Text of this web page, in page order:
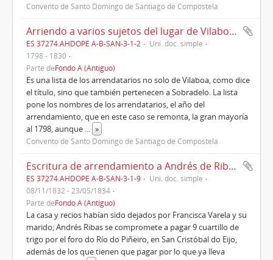
Convento de Santo Domingo de Santiago de Compostela
Arriendo a varios sujetos del lugar de Vilaboa ("Arriendos havarios suguetos del lugar de Vilaboa" (1830)
ES 37274.AHDOPE A-B-SAN-3-1-2
Uni. doc. simple
1798 - 1830
Parte deFondo A (Antiguo)
Es una lista de los arrendatarios no solo de Vilaboa, como dice
el título, sino que también pertenecen a Sobradelo. La lista
pone los nombres de los arrendatarios, el año del
arrendamiento, que en este caso se remonta, la gran mayoría
al 1798, aunque ... »
Convento de Santo Domingo de Santiago de Compostela
Escritura de arrendamiento a Andrés de Ribas de una casa con sus recios sita en Gaioso (Gayoso), parroquia de San Cristóbal del Eijo (1832)
ES 37274.AHDOPE A-B-SAN-3-1-9
Uni. doc. simple
08/11/1832 - 23/05/1834
Parte deFondo A (Antiguo)
La casa y recios habían sido dejados por Francisca Varela y su
marido; Andrés Ribas se compromete a pagar 9 cuartillo de
trigo por el foro do Río do Piñeiro, en San Cristóbal do Eijo,
además de los que tienen que pagar por lo que ya lleva